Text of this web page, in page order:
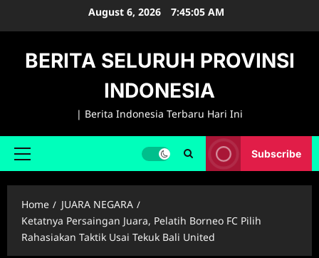
August 6, 2026 7:45:06 AM
BERITA SELURUH PROVINSI
INDONESIA
| Berita Indonesia Terbaru Hari Ini
Primary
Subscribe
Home
JUARA NEGARA
Ketatnya Persaingan Juara, Pelatih Borneo FC Pilih
Rahasiakan Taktik Usai Tekuk Bali United